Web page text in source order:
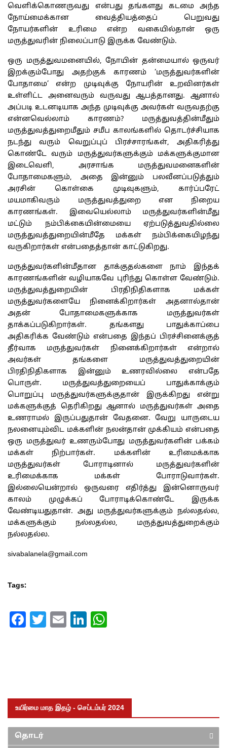
வெளிக்கொணருவது என்பது தங்களது கடமை அந்த
நோய்மைக்கான வைத்தியத்தைப் பெறுவது
நோயர்களின் உரிமை என்ற வகையில்தான் ஒரு
மருத்துவரின் நிலைப்பாடு இருக்க வேண்டும்.
ஒரு மருத்துவமனையில், நோயின் தன்மையால் ஒருவர்
இறக்கும்போது அதற்குக் காரணம் ‘மருத்துவர்களின்
போதாமை’ என்ற முடிவுக்கு நோயரின் உறவினர்கள்
உள்ளிட்ட அனைவரும் வருவது ஆபத்தானது. ஆனால்
அப்படி உடனடியாக அந்த முடிவுக்கு அவர்கள் வருவதற்கு
என்னவெல்லாம் காரணம்? மருத்துவத்தின்மீதும்
மருத்துவத்துறைமீதும் சமீப காலங்களில் தொடர்ச்சியாக
நடந்து வரும் வெறுப்புப் பிரச்சாரங்கள், அதிகரித்து
கொண்டே வரும் மருத்துவர்களுக்கும் மக்களுக்குமான
இடைவெளி, அரசாங்க மருத்துவமனைகளின்
போதாமைகளும், அதை இன்னும் பலவீனப்படுத்தும்
அரசின் கொள்கை முடிவுகளும், கார்ப்பரேட்
மயமாகிவரும் மருத்துவத்துறை என நிறைய
காரணங்கள். இவையெல்லாம் மருத்துவர்களின்மீது
மட்டும் நம்பிக்கையின்மையை ஏற்படுத்துவதில்லை
மருத்துவத்துறையின்மீதே மக்கள் நம்பிக்கையிழந்து
வருகிறார்கள் என்பதைத்தான் காட்டுகிறது.
மருத்துவர்களின்மீதான தாக்குதல்களை நாம் இந்தக்
காரணங்களின் வழியாகவே புரிந்து கொள்ள வேண்டும்.
மருத்துவத்துறையின் பிரதிநிதிகளாக மக்கள்
மருத்துவர்களையே நினைக்கிறார்கள் அதனால்தான்
அதன் போதாமைகளுக்காக மருத்துவர்கள்
தாக்கப்படுகிறார்கள். தங்களது பாதுக்காப்பை
அதிகரிக்க வேண்டும் என்பதை இந்தப் பிரச்சினைக்குத்
தீர்வாக மருத்துவர்கள் நினைக்கிறார்கள் என்றால்
அவர்கள் தங்களை மருத்துவத்துறையின்
பிரதிநிதிகளாக இன்னும் உணரவில்லை என்பதே
பொருள். மருத்துவத்துறையைப் பாதுக்காக்கும்
பொறுப்பு மருத்துவர்களுக்குதான் இருக்கிறது என்று
மக்களுக்குத் தெரிகிறது ஆனால் மருத்துவர்கள் அதை
உணராமல் இருப்பதுதான் வேதனை. வேறு யாருடைய
நலனையும்விட மக்களின் நலன்தான் முக்கியம் என்பதை
ஒரு மருத்துவர் உணரும்போது மருத்துவர்களின் பக்கம்
மக்கள் நிற்பார்கள். மக்களின் உரிமைக்காக
மருத்துவர்கள் போராடினால் மருத்துவர்களின்
உரிமைக்காக மக்கள் போராடுவார்கள்.
இல்லையென்றால் ஒருவரை எதிர்த்து இன்னொருவர்
காலம் முழுக்கப் போராடிக்கொண்டே இருக்க
வேண்டியதுதான். அது மருத்துவர்களுக்கும் நல்லதல்ல,
மக்களுக்கும் நல்லதல்ல, மருத்துவத்துறைக்கும்
நல்லதல்ல.
sivabalanela@gmail.com
Tags:
Facebook
Twitter
EmailLinkedIn
உயிர்மை மாத இதழ் - செப்டம்பர் 2024
தொடர்